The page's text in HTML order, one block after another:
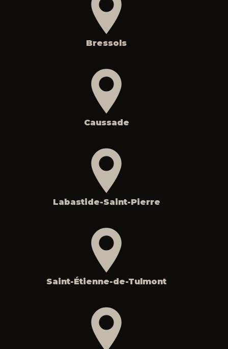
Bressols
Caussade
Labastide-Saint-Pierre
Saint-Étienne-de-Tulmont